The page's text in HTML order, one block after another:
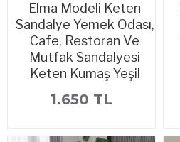
Elma Modeli Keten
Sandalye Yemek Odası,
Cafe, Restoran Ve
Mutfak Sandalyesi
Keten Kumaş Yeşil
1.650 TL